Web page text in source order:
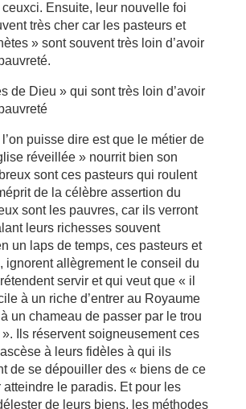
Ensuite, leur nouvelle foi
très cher car les pasteurs et
» sont souvent très loin d’avoir
de Dieu » qui sont très loin d’avoir
puisse dire est que le métier de
réveillée » nourrit bien son
sont ces pasteurs qui roulent
de la célèbre assertion du
sont les pauvres, car ils verront
leurs richesses souvent
un laps de temps, ces pasteurs et
ignorent allègrement le conseil du
servir et qui veut que « il
à un riche d’entrer au Royaume
un chameau de passer par le trou
Ils réservent soigneusement ces
à leurs fidèles à qui ils
de se dépouiller des « biens de ce
atteindre le paradis. Et pour les
de leurs biens, les méthodes